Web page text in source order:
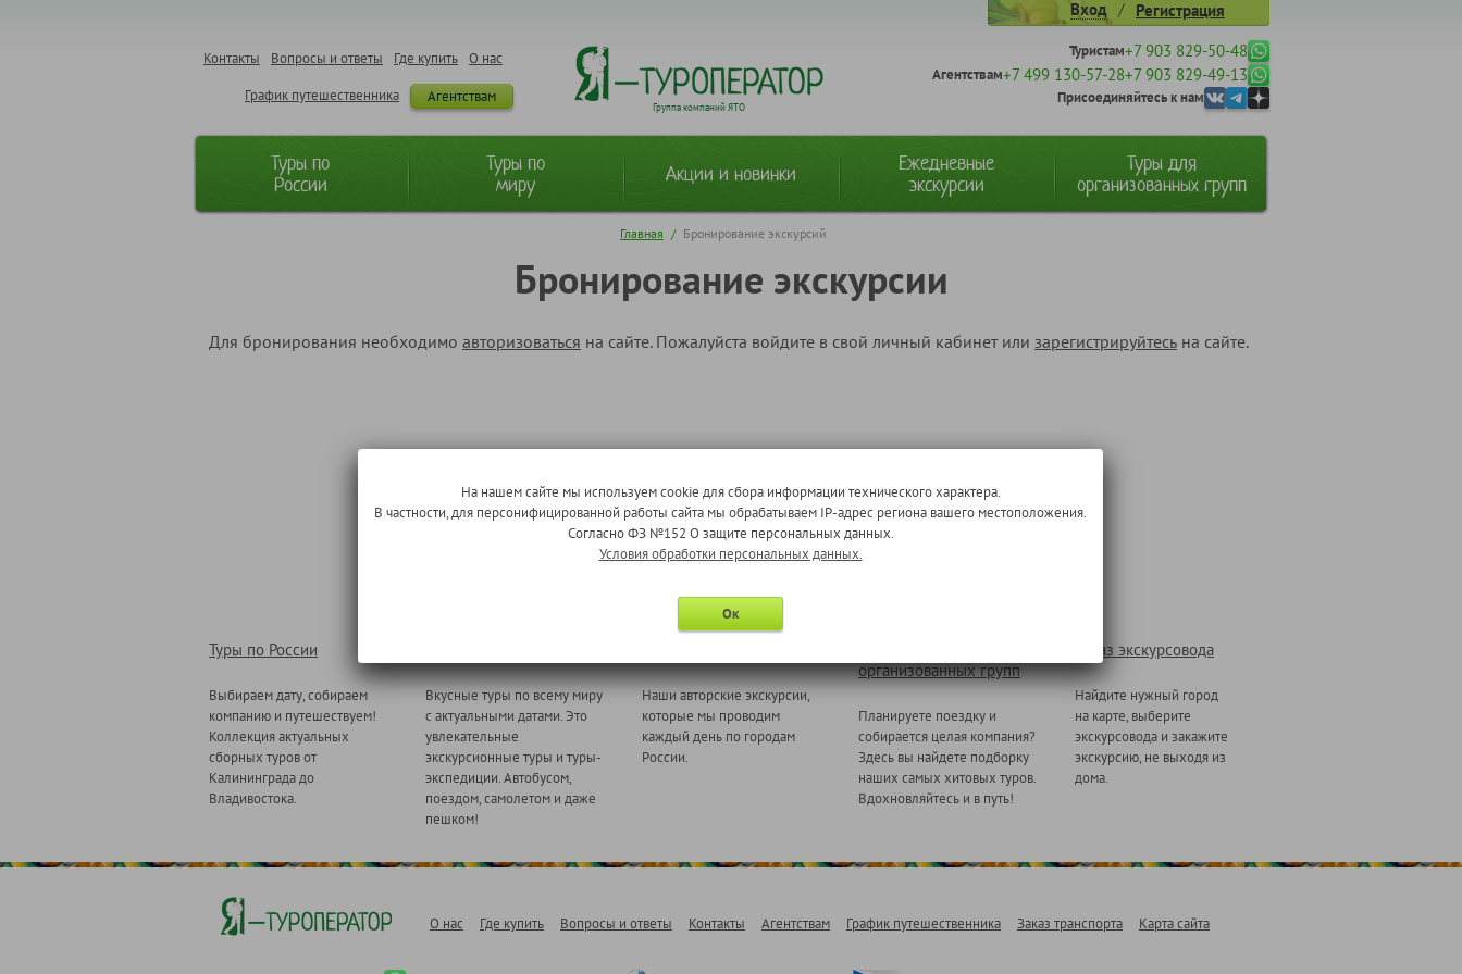
Вход / Регистрация
О нас
Где купить
Вопросы и ответы
Контакты
Агентствам
График путешественника
Группа компаний ЯТО
Туристам+7 903 829-50-48
Агентствам+7 499 130-57-28+7 903 829-49-13
Присоединяйтесь к нам
Туры по
России
Туры по
миру
Акции и новинки
Ежедневные
экскурсии
Туры для
организованных групп
Главная / Бронирование экскурсий
Бронирование экскурсии
Для бронирования необходимо авторизоваться на сайте. Пожалуйста войдите в свой личный кабинет или зарегистрируйтесь на сайте.
Туры по России
Выбираем дату, собираем
компанию и путешествуем!
Коллекция актуальных
сборных туров от
Калининграда до
Владивостока.
Вкусные туры по всему миру
с актуальными датами. Это
увлекательные
экскурсионные туры и туры-
экспедиции. Автобусом,
поездом, самолетом и даже
пешком!
Наши авторские экскурсии,
которые мы проводим
каждый день по городам
России.
организованных групп
Планируете поездку и
собирается целая компания?
Здесь вы найдете подборку
наших самых хитовых туров.
Вдохновляйтесь и в путь!
Заказ экскурсовода
Найдите нужный город
на карте, выберите
экскурсовода и закажите
экскурсию, не выходя из
дома.
О нас Где купить Вопросы и ответы Контакты Агентствам График путешественника Заказ транспорта Карта сайта
На нашем сайте мы используем cookie для сбора информации технического характера.
В частности, для персонифицированной работы сайта мы обрабатываем IP-адрес региона вашего местоположения.
Согласно ФЗ №152 О защите персональных данных.
Условия обработки персональных данных.
Ок